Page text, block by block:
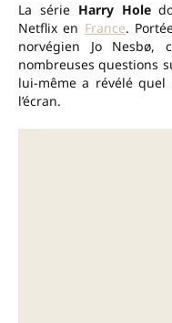
La série Harry Hole
Netflix en France.
norvégien Jo Nesbø,
nombreuses questions
lui-même a révélé
l’écran.